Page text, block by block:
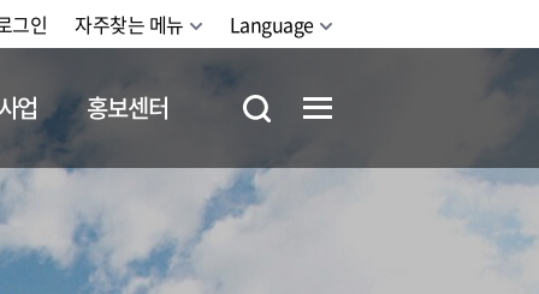
그인 자주찾는 메뉴 Language
업 홍보센터